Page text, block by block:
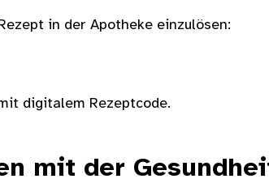
in der Apotheke einzulösen:
digitalem Rezeptcode.
mit der